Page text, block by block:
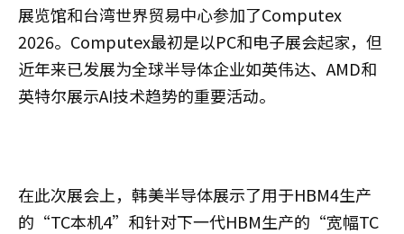
展览馆和台湾世界贸易中心参加了Computex
2026。Computex最初是以PC和电子展会起家，但
近年来已发展为全球半导体企业如英伟达、AMD和
英特尔展示AI技术趋势的重要活动。
在此次展会上，韩美半导体展示了用于HBM4生产
的“TC本机4”和针对下一代HBM生产的“宽幅TC